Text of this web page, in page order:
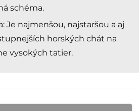
schéma.
Je najmenšou, najstaršou a aj
horských chát na
vysokých tatier.